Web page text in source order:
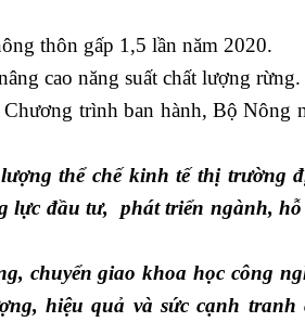
thôn gấp 1,5 lần năm 2020.
cao năng suất chất lượng rừng.
trình ban hành, Bộ Nông
thể chế kinh tế thị trường
lực đầu tư, phát triển ngành,
chuyển giao khoa học công
hiệu quả và sức cạnh tranh